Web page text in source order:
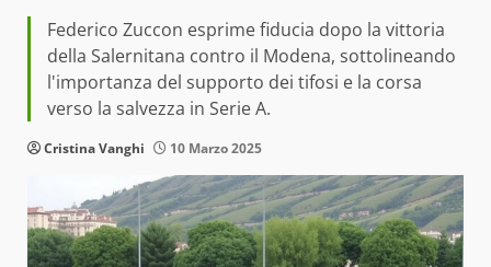
Federico Zuccon esprime fiducia dopo la vittoria
della Salernitana contro il Modena, sottolineando
l'importanza del supporto dei tifosi e la corsa
verso la salvezza in Serie A.
Cristina Vanghi 10 Marzo 2025